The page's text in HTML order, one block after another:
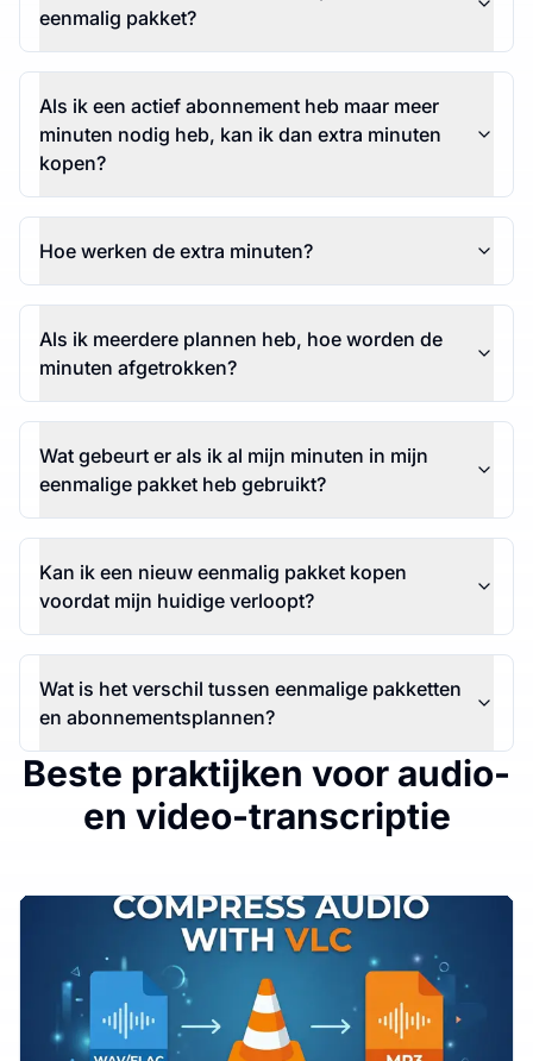
eenmalig pakket?
Als ik een actief abonnement heb maar meer
minuten nodig heb, kan ik dan extra minuten
kopen?
Hoe werken de extra minuten?
Als ik meerdere plannen heb, hoe worden de
minuten afgetrokken?
Wat gebeurt er als ik al mijn minuten in mijn
eenmalige pakket heb gebruikt?
Kan ik een nieuw eenmalig pakket kopen
voordat mijn huidige verloopt?
Wat is het verschil tussen eenmalige pakketten
en abonnementsplannen?
Beste praktijken voor audio-
en video-transcriptie